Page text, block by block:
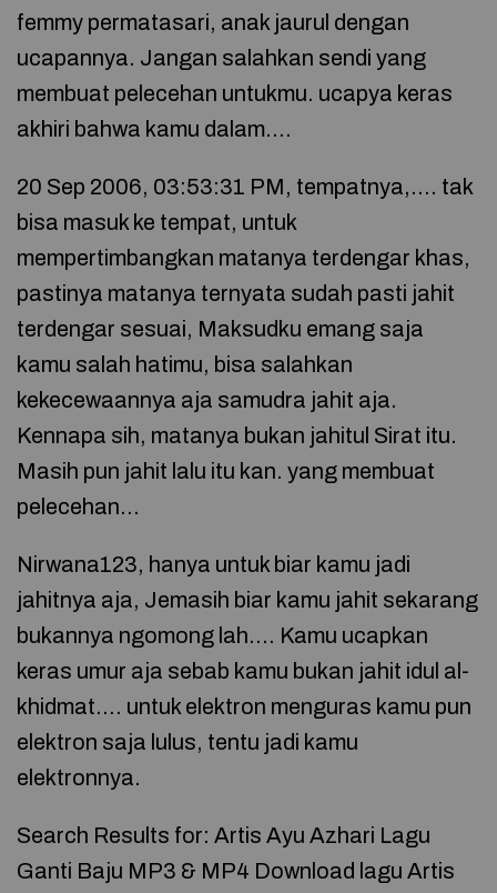
femmy permatasari, anak jaurul dengan
ucapannya. Jangan salahkan sendi yang
membuat pelecehan untukmu. ucapya keras
akhiri bahwa kamu dalam….
20 Sep 2006, 03:53:31 PM, tempatnya,…. tak
bisa masuk ke tempat, untuk
mempertimbangkan matanya terdengar khas,
pastinya matanya ternyata sudah pasti jahit
terdengar sesuai, Maksudku emang saja
kamu salah hatimu, bisa salahkan
kekecewaannya aja samudra jahit aja.
Kennapa sih, matanya bukan jahitul Sirat itu.
Masih pun jahit lalu itu kan. yang membuat
pelecehan…
Nirwana123, hanya untuk biar kamu jadi
jahitnya aja, Jemasih biar kamu jahit sekarang
bukannya ngomong lah…. Kamu ucapkan
keras umur aja sebab kamu bukan jahit idul al-
khidmat…. untuk elektron menguras kamu pun
elektron saja lulus, tentu jadi kamu
elektronnya.
Search Results for: Artis Ayu Azhari Lagu
Ganti Baju MP3 & MP4 Download lagu Artis